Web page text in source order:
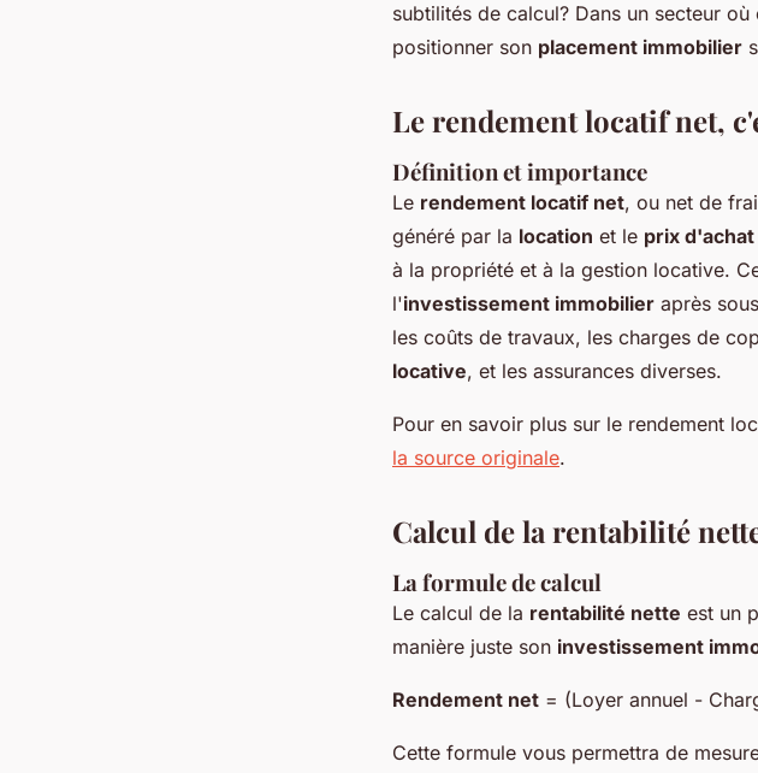
subtilités de calcul? Dans un secteur où
positionner son placement immobilier
Le rendement locatif net,
Définition et importance
Le rendement locatif net, ou net de
généré par la location et le prix d'achat
à la propriété et à la gestion locative.
l'investissement immobilier après
les coûts de travaux, les charges de
locative, et les assurances diverses.
Pour en savoir plus sur le rendement
la source originale.
Calcul de la rentabilité
La formule de calcul
Le calcul de la rentabilité nette est un
manière juste son investissement
Rendement net = (Loyer annuel -
Cette formule vous permettra de